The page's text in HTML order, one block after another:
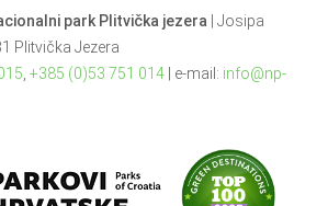
park Plitvička jezera| Josipa
Plitvička Jezera
, +385 (0)53 751 014| e-mail: info@np-